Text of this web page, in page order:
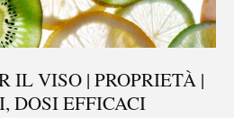
IL VISO | PROPRIETÀ |
DOSI EFFICACI